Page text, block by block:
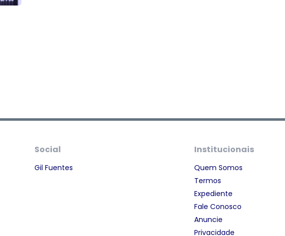
Social
Gil Fuentes
Institucionais
Quem Somos
Termos
Expediente
Fale Conosco
Anuncie
Privacidade